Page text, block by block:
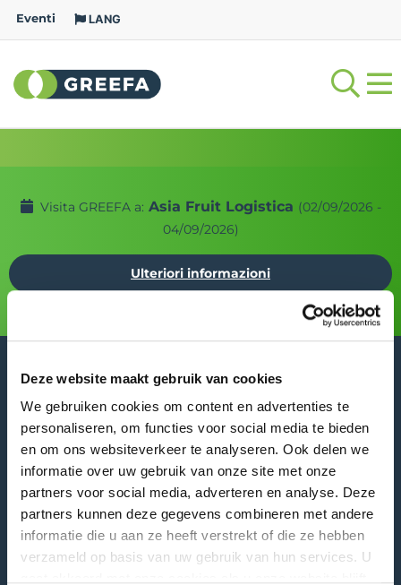
Deze website maakt gebruik van cookies
We gebruiken cookies om content en advertenties te
personaliseren, om functies voor social media te bieden
en om ons websiteverkeer te analyseren. Ook delen we
informatie over uw gebruik van onze site met onze
partners voor social media, adverteren en analyse. Deze
partners kunnen deze gegevens combineren met andere
informatie die u aan ze heeft verstrekt of die ze hebben
verzameld op basis van uw gebruik van hun services. U
Eventi LANG
Visita GREEFA a: Asia Fruit Logistica (02/09/2026 -
04/09/2026)
Ulteriori informazioni
Indirizzo visitatori
Langstraat 12
4196 JB Tricht | NL
T+31 345 578 100
Einfo@greefa.com